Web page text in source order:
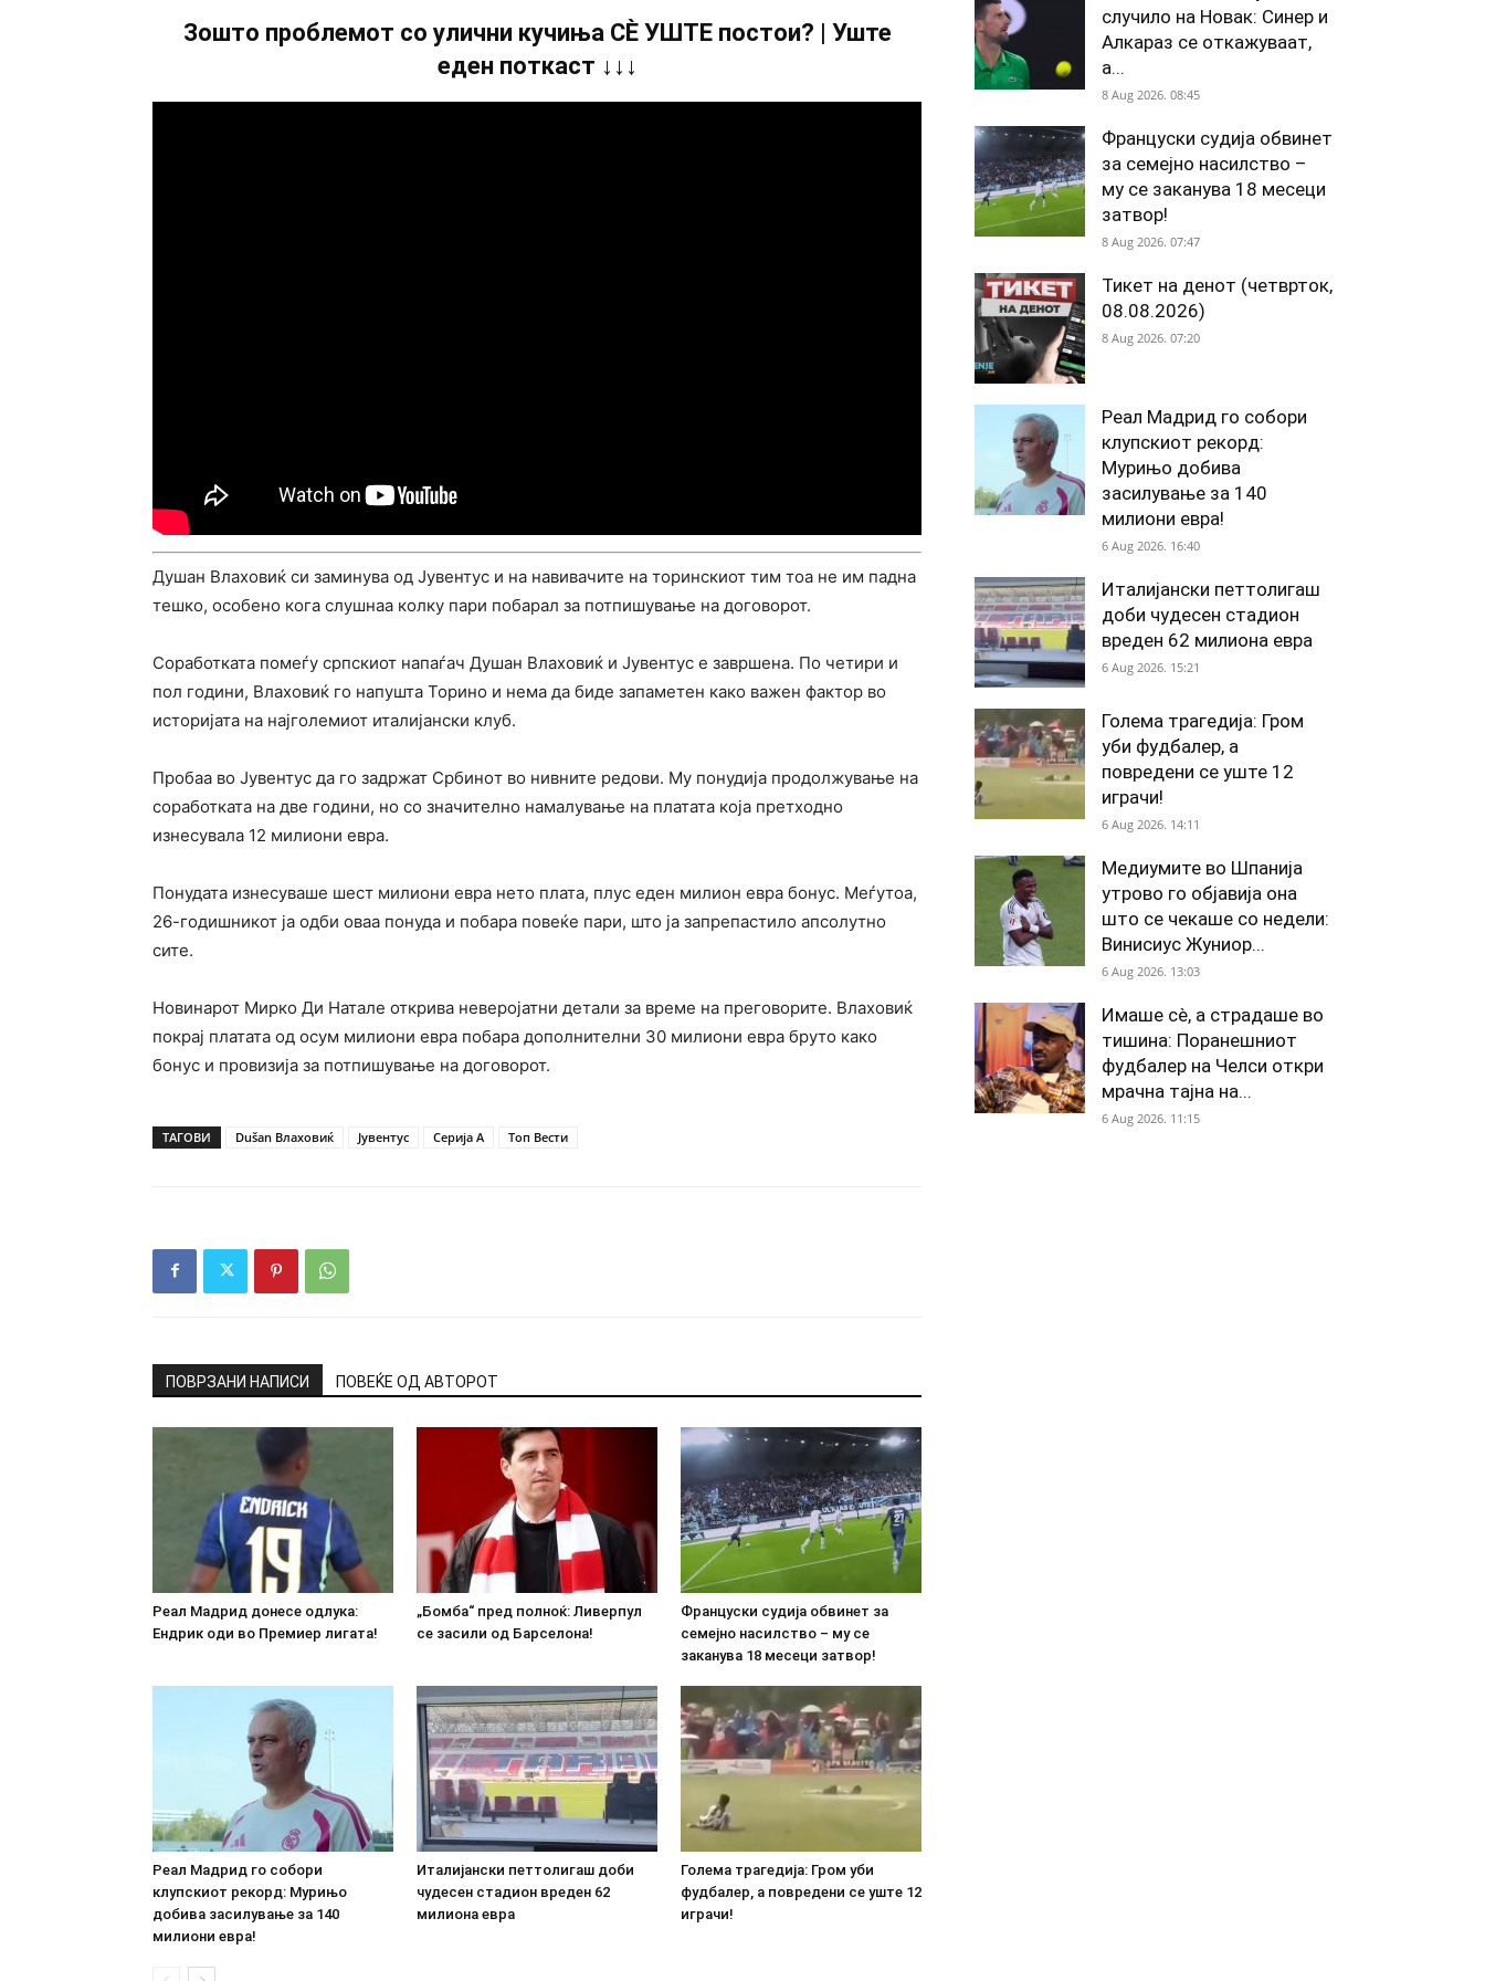
Зошто проблемот со улични кучиња СÈ УШТЕ постои? | Уште
еден поткаст ↓↓↓
Душан Влаховиќ си заминува од Јувентус и на навивачите на торинскиот тим тоа не им падна
тешко, особено кога слушнаа колку пари побарал за потпишување на договорот.
Соработката помеѓу српскиот напаѓач Душан Влаховиќ и Јувентус е завршена. По четири и
пол години, Влаховиќ го напушта Торино и нема да биде запаметен како важен фактор во
историјата на најголемиот италијански клуб.
Пробаа во Јувентус да го задржат Србинoт во нивните редови. Му понудија продолжување на
соработката на две години, но со значително намалување на платата која претходно
изнесувала 12 милиони евра.
Понудата изнесуваше шест милиони евра нето плата, плус еден милион евра бонус. Меѓутоа,
26-годишникот ја одби оваа понуда и побара повеќе пари, што ја запрепастило апсолутно
сите.
Новинарот Мирко Ди Натале открива неверојатни детали за време на преговорите. Влаховиќ
покрај платата од осум милиони евра побара дополнителни 30 милиони евра бруто како
бонус и провизија за потпишување на договорот.
ТАГОВИ Dušan Влаховиќ Јувентус Серија А Топ Вести
ПОВРЗАНИ НАПИСИ ПОВЕЌЕ ОД АВТОРОТ
Реал Мадрид донесе одлука:
Ендрик оди во Премиер лигата!
„Бомба“ пред полноќ: Ливерпул
се засили од Барселона!
Француски судија обвинет за
семејно насилство – му се
заканува 18 месеци затвор!
Реал Мадрид го собори
клупскиот рекорд: Мурињо
добива засилување за 140
милиони евра!
Италијански петтолигаш доби
чудесен стадион вреден 62
милиона евра
Голема трагедија: Гром уби
фудбалер, а повредени се уште 12
играчи!
случило на Новак: Синер и
Алкараз се откажуваат,
а...
8 Aug 2026. 08:45
Француски судија обвинет
за семејно насилство –
му се заканува 18 месеци
затвор!
8 Aug 2026. 07:47
Тикет на денот (четврток,
08.08.2026)
8 Aug 2026. 07:20
Реал Мадрид го собори
клупскиот рекорд:
Мурињо добива
засилување за 140
милиони евра!
6 Aug 2026. 16:40
Италијански петтолигаш
доби чудесен стадион
вреден 62 милиона евра
6 Aug 2026. 15:21
Голема трагедија: Гром
уби фудбалер, а
повредени се уште 12
играчи!
6 Aug 2026. 14:11
Медиумите во Шпанија
утрово го објавија она
што се чекаше со недели:
Винисиус Жуниор...
6 Aug 2026. 13:03
Имаше сè, а страдаше во
тишина: Поранешниот
фудбалер на Челси откри
мрачна тајна на...
6 Aug 2026. 11:15